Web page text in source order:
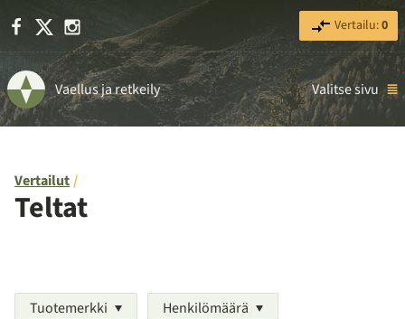
Facebook Instagram Vertailu:0
Vaellus ja retkeily Valitse sivu
Vertailut
Teltat
Tuotemerkki
Henkilömäärä